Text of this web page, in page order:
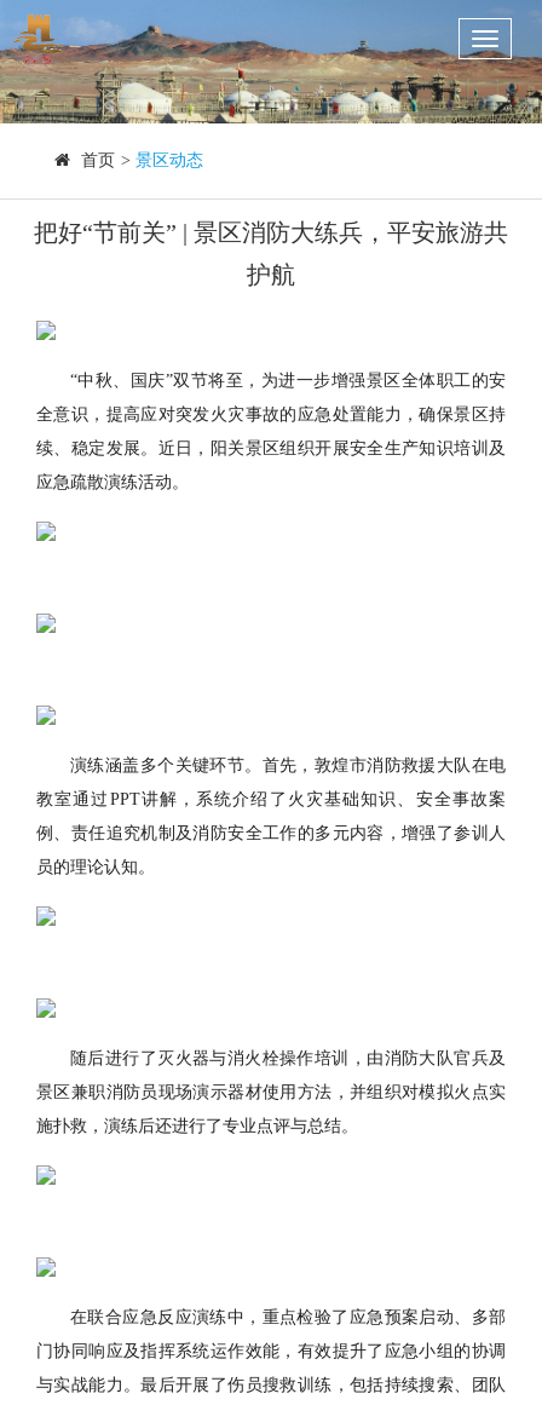
Toggle
首页 > 景区动态
把好“节前关” | 景区消防大练兵，平安旅游共
护航
“中秋、国庆”双节将至，为进一步增强景区全体职工的安
全意识，提高应对突发火灾事故的应急处置能力，确保景区持
续、稳定发展。近日，阳关景区组织开展安全生产知识培训及
应急疏散演练活动。
演练涵盖多个关键环节。首先，敦煌市消防救援大队在电
教室通过PPT讲解，系统介绍了火灾基础知识、安全事故案
例、责任追究机制及消防安全工作的多元内容，增强了参训人
员的理论认知。
随后进行了灭火器与消火栓操作培训，由消防大队官兵及
景区兼职消防员现场演示器材使用方法，并组织对模拟火点实
施扑救，演练后还进行了专业点评与总结。
在联合应急反应演练中，重点检验了应急预案启动、多部
门协同响应及指挥系统运作效能，有效提升了应急小组的协调
与实战能力。最后开展了伤员搜救训练，包括持续搜索、团队